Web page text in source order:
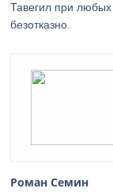
Тавегил при любых
безотказно.
Роман Семин